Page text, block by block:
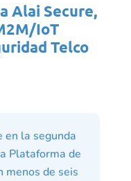
Alai Secure,
IoT
Telco
en la segunda
Plataforma de
menos de seis